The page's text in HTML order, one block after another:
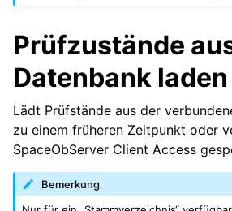
Prüfzustände
Datenbank laden
Lädt Prüfstände aus der
zu einem früheren Zeitpunkt oder
SpaceObServer Client Access
Bemerkung